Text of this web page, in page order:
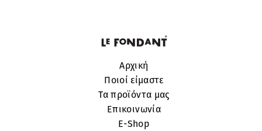
Αρχική
Ποιοί είμαστε
Τα προϊόντα μας
Επικοινωνία
E-Shop